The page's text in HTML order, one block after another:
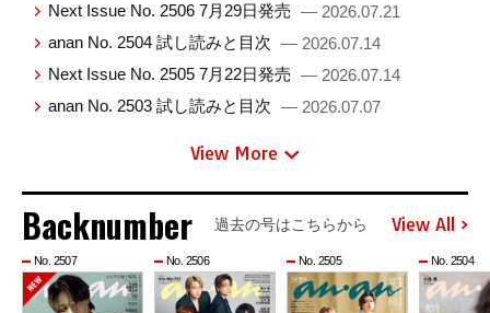
Next Issue No. 2506 7月29日発売 — 2026.07.21
anan No. 2504 試し読みと目次 — 2026.07.14
Next Issue No. 2505 7月22日発売 — 2026.07.14
anan No. 2503 試し読みと目次 — 2026.07.07
View More
Backnumber 過去の号はこちらから View All
No. 2507 No. 2506 No. 2505 No. 2504